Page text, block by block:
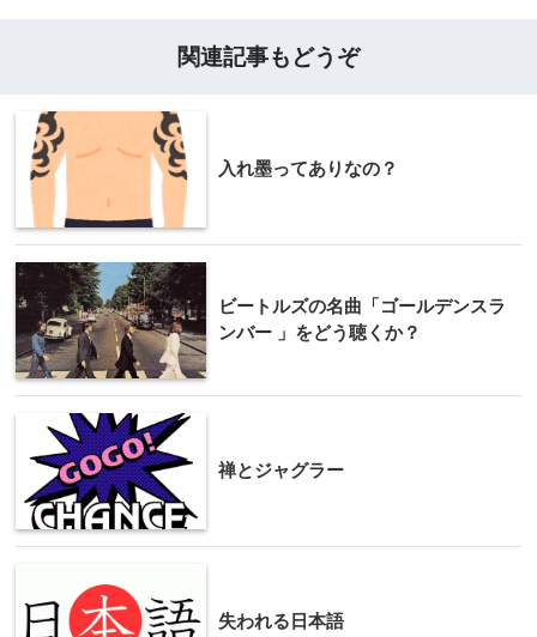
関連記事もどうぞ
入れ墨ってありなの？
ビートルズの名曲「ゴールデンスラ
ンバー 」をどう聴くか？
禅とジャグラー
失われる日本語